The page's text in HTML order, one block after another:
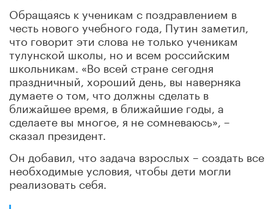
Обращаясь к ученикам с поздравлением в
честь нового учебного года, Путин заметил,
что говорит эти слова не только ученикам
тулунской школы, но и всем российским
школьникам. «Во всей стране сегодня
праздничный, хороший день, вы наверняка
думаете о том, что должны сделать в
ближайшее время, в ближайшие годы, а
сделаете вы многое, я не сомневаюсь», –
сказал президент.
Он добавил, что задача взрослых – создать все
необходимые условия, чтобы дети могли
реализовать себя.